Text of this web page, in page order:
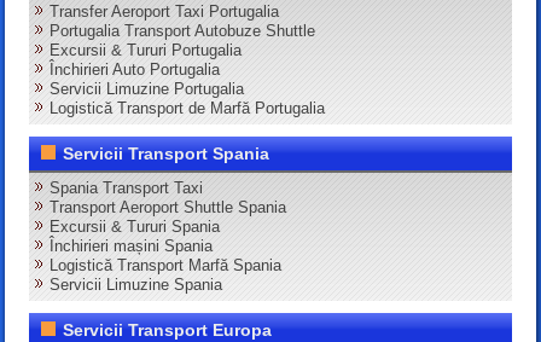
Transfer Aeroport Taxi Portugalia
Portugalia Transport Autobuze Shuttle
Excursii & Tururi Portugalia
Închirieri Auto Portugalia
Servicii Limuzine Portugalia
Logistică Transport de Marfă Portugalia
Servicii Transport Spania
Spania Transport Taxi
Transport Aeroport Shuttle Spania
Excursii & Tururi Spania
Închirieri mașini Spania
Logistică Transport Marfă Spania
Servicii Limuzine Spania
Servicii Transport Europa